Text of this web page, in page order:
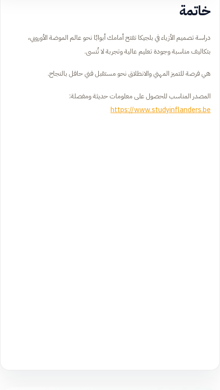
خاتمة
دراسة تصميم الأزياء في بلجيكا تفتح أمامك أبوابًا نحو عالم الموضة الأوروبي،
بتكاليف مناسبة وجودة تعليم عالية وتجربة لا تُنسى.
هي فرصة للتميز المهني والانطلاق نحو مستقبل فني حافل بالنجاح.
المصدر المناسب للحصول على معلومات حديثة ومفصلة:
https://www.studyinflanders.be